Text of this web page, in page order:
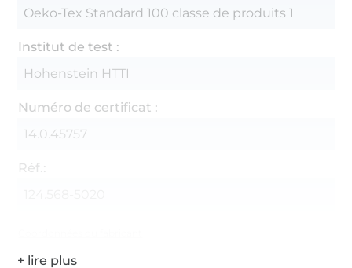
Oeko-Tex Standard 100 classe de produits 1
Institut de test :
Hohenstein HTTI
Numéro de certificat :
14.0.45757
Réf.: